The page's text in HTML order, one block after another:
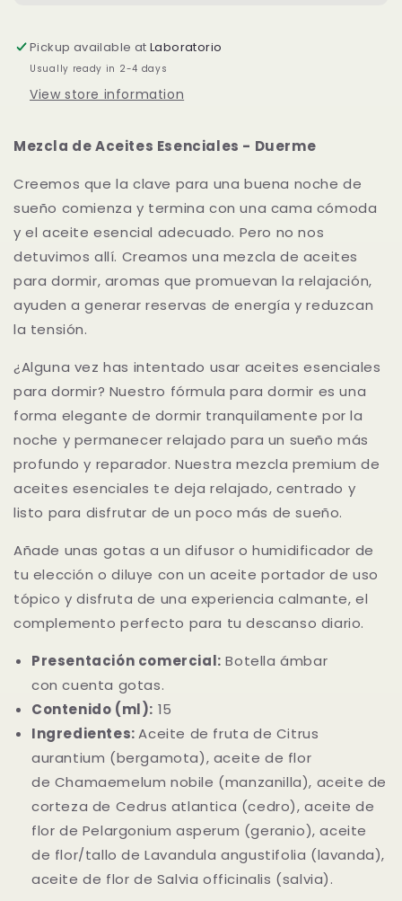
Aceites
Esenciales
-
Duerme
mL.
Aceites
Esenciales
-
Duerme
mL.
Pickup available atLaboratorio
Usually ready in 2-4 days
View store information
Mezcla de Aceites Esenciales - Duerme
Creemos que la clave para una buena noche de
sueño comienza y termina con una cama cómoda
y el aceite esencial adecuado. Pero no nos
detuvimos allí. Creamos una mezcla de aceites
para dormir, aromas que promuevan la relajación,
ayuden a generar reservas de energía y reduzcan
la tensión.
¿Alguna vez has intentado usar aceites esenciales
para dormir? Nuestro fórmula para dormir es una
forma elegante de dormir tranquilamente por la
noche y permanecer relajado para un sueño más
profundo y reparador. Nuestra mezcla premium de
aceites esenciales te deja relajado, centrado y
listo para disfrutar de un poco más de sueño.
Añade unas gotas a un difusor o humidificador de
tu elección o diluye con un aceite portador de uso
tópico y disfruta de una experiencia calmante, el
complemento perfecto para tu descanso diario.
Presentación comercial: Botella ámbar
con cuenta gotas.
Contenido (ml): 15
Ingredientes:Aceite de fruta de Citrus
aurantium (bergamota), aceite de flor
de Chamaemelum nobile (manzanilla), aceite de
corteza de Cedrus atlantica (cedro), aceite de
flor de Pelargonium asperum (geranio), aceite
de flor/tallo deLavandula angustifolia (lavanda),
aceite de flor de Salvia officinalis (salvia).